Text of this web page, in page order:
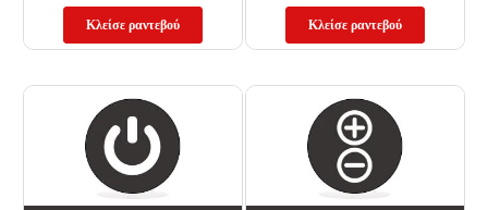
Κλείσε ραντεβού Κλείσε ραντεβού